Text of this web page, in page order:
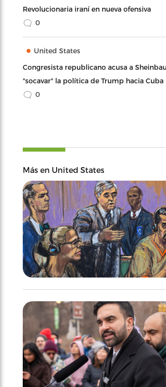
Revolucionaria iraní en nueva ofensiva
0
United States
Congresista republicano acusa a
"socavar" la política de Trump hacia Cuba
0
Más en United States